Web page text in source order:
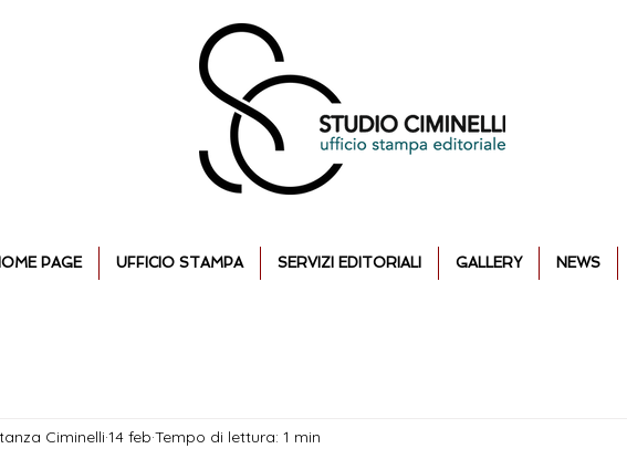
PAGE UFFICIO STAMPA SERVIZI EDITORIALI GALLERY NEWS
Ciminelli 14 feb Tempo di lettura: 1 min